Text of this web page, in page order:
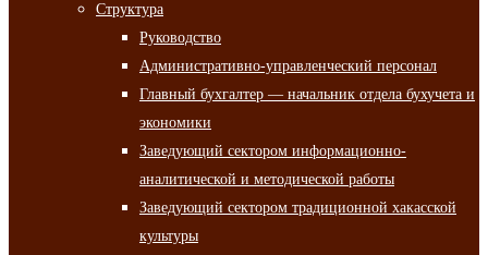
Структура
Руководство
Административно-управленческий персонал
Главный бухгалтер — начальник отдела бухучета и
экономики
Заведующий сектором информационно-
аналитической и методической работы
Заведующий сектором традиционной хакасской
культуры